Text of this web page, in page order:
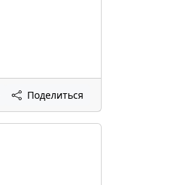
Поделиться